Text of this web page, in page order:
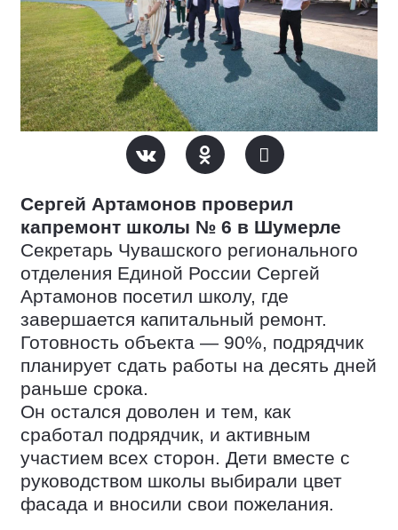
Сергей Артамонов проверил
капремонт школы № 6 в Шумерле
Секретарь Чувашского регионального
отделения Единой России Сергей
Артамонов посетил школу, где
завершается капитальный ремонт.
Готовность объекта — 90%, подрядчик
планирует сдать работы на десять дней
раньше срока.
Он остался доволен и тем, как
сработал подрядчик, и активным
участием всех сторон. Дети вместе с
руководством школы выбирали цвет
фасада и вносили свои пожелания.